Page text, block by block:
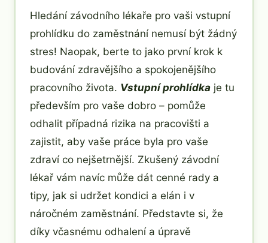
Hledání závodního lékaře pro vaši vstupní
prohlídku do zaměstnání nemusí být žádný
stres! Naopak, berte to jako první krok k
budování zdravějšího a spokojenějšího
pracovního života. Vstupní prohlídka je tu
především pro vaše dobro – pomůže
odhalit případná rizika na pracovišti a
zajistit, aby vaše práce byla pro vaše
zdraví co nejšetrnější. Zkušený závodní
lékař vám navíc může dát cenné rady a
tipy, jak si udržet kondici a elán i v
náročném zaměstnání. Představte si, že
díky včasnému odhalení a úpravě